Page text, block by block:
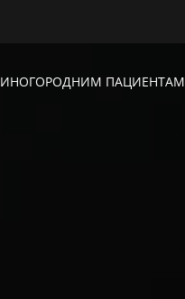
ИНОГОРОДНИМ ПАЦИЕНТАМ